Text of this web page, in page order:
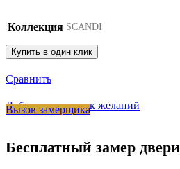
Коллекция SCANDI
Купить в один клик
Сравнить
Добавить в список желаний
Вызов замерщика
Бесплатный замер двери